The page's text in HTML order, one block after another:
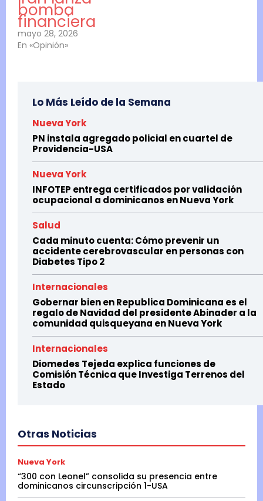
bomba
financiera
mayo 28, 2026
En «Opinión»
Lo Más Leído de la Semana
Nueva York
PN instala agregado policial en cuartel de
Providencia-USA
Nueva York
INFOTEP entrega certificados por validación
ocupacional a dominicanos en Nueva York
Salud
Cada minuto cuenta: Cómo prevenir un
accidente cerebrovascular en personas con
Diabetes Tipo 2
Internacionales
Gobernar bien en Republica Dominicana es el
regalo de Navidad del presidente Abinader a la
comunidad quisqueyana en Nueva York
Internacionales
Diomedes Tejeda explica funciones de
Comisión Técnica que Investiga Terrenos del
Estado
Otras Noticias
Nueva York
“300 con Leonel” consolida su presencia entre
dominicanos circunscripción 1-USA